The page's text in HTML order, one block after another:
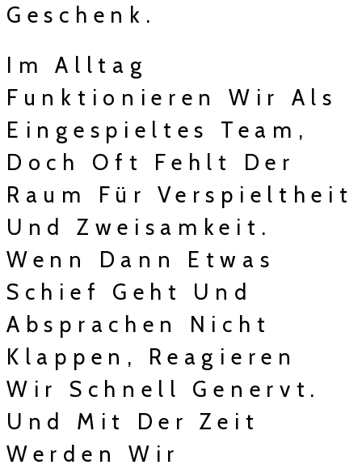
Geschenk.
Im Alltag
Funktionieren Wir Als
Eingespieltes Team,
Doch Oft Fehlt Der
Raum Für Verspieltheit
Und Zweisamkeit.
Wenn Dann Etwas
Schief Geht Und
Absprachen Nicht
Klappen, Reagieren
Wir Schnell Genervt.
Und Mit Der Zeit
Werden Wir